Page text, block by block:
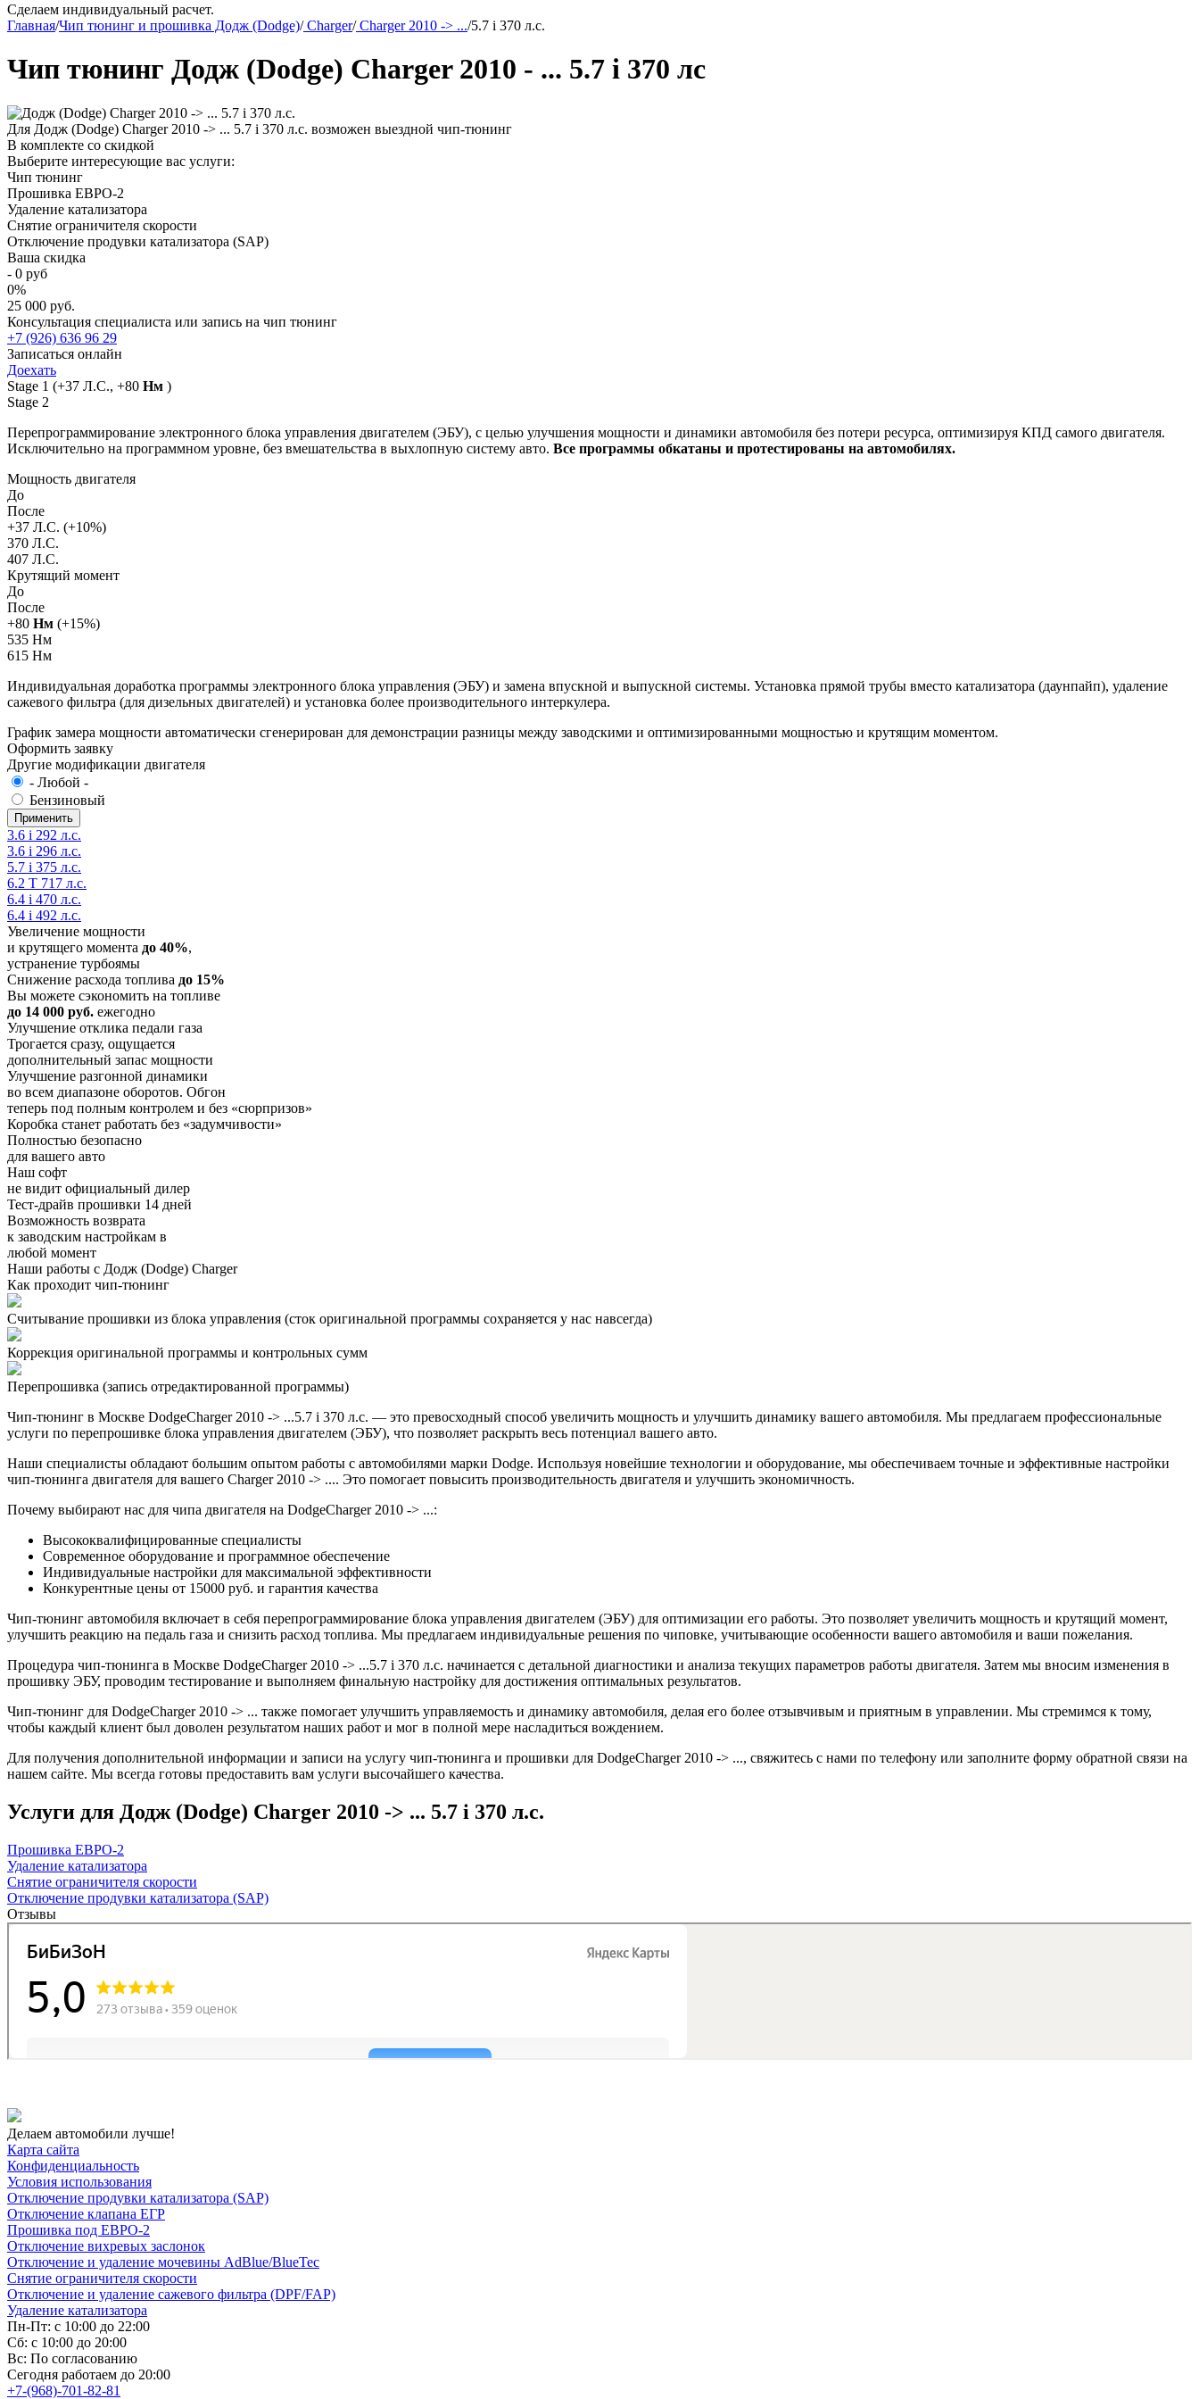
Сделаем индивидуальный расчет.
Главная/Чип тюнинг и прошивка Додж (Dodge)/Charger/Charger 2010 -> .../5.7 i 370 л.с.
Чип тюнинг Додж (Dodge) Charger 2010 - ... 5.7 i 370 лс
Для Додж (Dodge) Charger 2010 -> ... 5.7 i 370 л.с. возможен выездной чип-тюнинг
В комплекте со скидкой
Выберите интересующие вас услуги:
Чип тюнинг
Прошивка ЕВРО-2
Удаление катализатора
Снятие ограничителя скорости
Отключение продувки катализатора (SAP)
Ваша скидка
- 0 руб
0%
25 000 руб.
Консультация специалиста или запись на чип тюнинг
+7 (926) 636 96 29
Записаться онлайн
Доехать
Stage 1 (+37 Л.С., +80 Нм )
Stage 2
Перепрограммирование электронного блока управления двигателем (ЭБУ), с целью улучшения мощности и динамики автомобиля без потери ресурса, оптимизируя КПД самого двигателя.
Исключительно на программном уровне, без вмешательства в выхлопную систему авто. Все программы обкатаны и протестированы на автомобилях.
Мощность двигателя
До
После
+37 Л.С. (+10%)
370 Л.С.
407 Л.С.
Крутящий момент
До
После
+80 Нм (+15%)
535 Нм
615 Нм
Индивидуальная доработка программы электронного блока управления (ЭБУ) и замена впускной и выпускной системы. Установка прямой трубы вместо катализатора (даунпайп), удаление
сажевого фильтра (для дизельных двигателей) и установка более производительного интеркулера.
График замера мощности автоматически сгенерирован для демонстрации разницы между заводскими и оптимизированными мощностью и крутящим моментом.
Оформить заявку
Другие модификации двигателя
- Любой -
Бензиновый
3.6 i 292 л.с.
3.6 i 296 л.с.
5.7 i 375 л.с.
6.2 T 717 л.с.
6.4 i 470 л.с.
6.4 i 492 л.с.
Увеличение мощности
и крутящего момента до 40%,
устранение турбоямы
Снижение расхода топлива до 15%
Вы можете сэкономить на топливе
до 14 000 руб. ежегодно
Улучшение отклика педали газа
Трогается сразу, ощущается
дополнительный запас мощности
Улучшение разгонной динамики
во всем диапазоне оборотов. Обгон
теперь под полным контролем и без «сюрпризов»
Коробка станет работать без «задумчивости»
Полностью безопасно
для вашего авто
Наш софт
не видит официальный дилер
Тест-драйв прошивки 14 дней
Возможность возврата
к заводским настройкам в
любой момент
Наши работы с Додж (Dodge) Charger
Как проходит чип-тюнинг
Считывание прошивки из блока управления (сток оригинальной программы сохраняется у нас навсегда)
Коррекция оригинальной программы и контрольных сумм
Перепрошивка (запись отредактированной программы)
Чип-тюнинг в Москве DodgeCharger 2010 -> ...5.7 i 370 л.с. — это превосходный способ увеличить мощность и улучшить динамику вашего автомобиля. Мы предлагаем профессиональные
услуги по перепрошивке блока управления двигателем (ЭБУ), что позволяет раскрыть весь потенциал вашего авто.
Наши специалисты обладают большим опытом работы с автомобилями марки Dodge. Используя новейшие технологии и оборудование, мы обеспечиваем точные и эффективные настройки
чип-тюнинга двигателя для вашего Charger 2010 -> .... Это помогает повысить производительность двигателя и улучшить экономичность.
Почему выбирают нас для чипа двигателя на DodgeCharger 2010 -> ...:
Высококвалифицированные специалисты
Современное оборудование и программное обеспечение
Индивидуальные настройки для максимальной эффективности
Конкурентные цены от 15000 руб. и гарантия качества
Чип-тюнинг автомобиля включает в себя перепрограммирование блока управления двигателем (ЭБУ) для оптимизации его работы. Это позволяет увеличить мощность и крутящий момент,
улучшить реакцию на педаль газа и снизить расход топлива. Мы предлагаем индивидуальные решения по чиповке, учитывающие особенности вашего автомобиля и ваши пожелания.
Процедура чип-тюнинга в Москве DodgeCharger 2010 -> ...5.7 i 370 л.с. начинается с детальной диагностики и анализа текущих параметров работы двигателя. Затем мы вносим изменения в
прошивку ЭБУ, проводим тестирование и выполняем финальную настройку для достижения оптимальных результатов.
Чип-тюнинг для DodgeCharger 2010 -> ... также помогает улучшить управляемость и динамику автомобиля, делая его более отзывчивым и приятным в управлении. Мы стремимся к тому,
чтобы каждый клиент был доволен результатом наших работ и мог в полной мере насладиться вождением.
Для получения дополнительной информации и записи на услугу чип-тюнинга и прошивки для DodgeCharger 2010 -> ..., свяжитесь с нами по телефону или заполните форму обратной связи на
нашем сайте. Мы всегда готовы предоставить вам услуги высочайшего качества.
Услуги для Додж (Dodge) Charger 2010 -> ... 5.7 i 370 л.с.
Прошивка ЕВРО-2
Удаление катализатора
Снятие ограничителя скорости
Отключение продувки катализатора (SAP)
Отзывы
Делаем автомобили лучше!
Карта сайта
Конфиденциальность
Условия использования
Отключение продувки катализатора (SAP)
Отключение клапана ЕГР
Прошивка под ЕВРО-2
Отключение вихревых заслонок
Отключение и удаление мочевины AdBlue/BlueTec
Снятие ограничителя скорости
Отключение и удаление сажевого фильтра (DPF/FAP)
Удаление катализатора
Пн-Пт: с 10:00 до 22:00
Сб: с 10:00 до 20:00
Вс: По согласованию
Сегодня работаем до 20:00
+7-(968)-701-82-81